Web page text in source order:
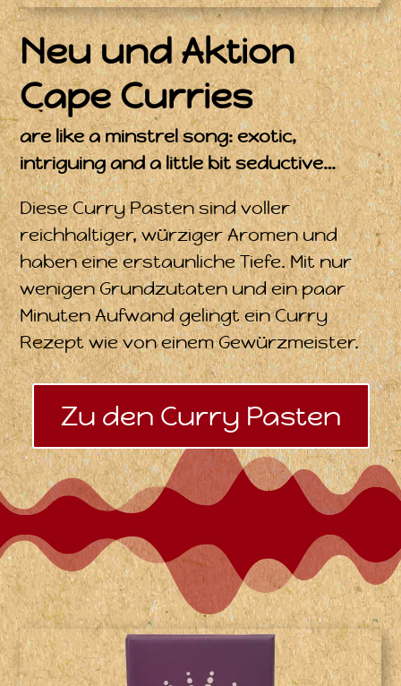
Neu und Aktion
Cape Curries
are like a minstrel song: exotic,
intriguing and a little bit seductive…
Diese Curry Pasten sind voller
reichhaltiger, würziger Aromen und
haben eine erstaunliche Tiefe. Mit nur
wenigen Grundzutaten und ein paar
Minuten Aufwand gelingt ein Curry
Rezept wie von einem Gewürzmeister.
Zu den Curry Pasten